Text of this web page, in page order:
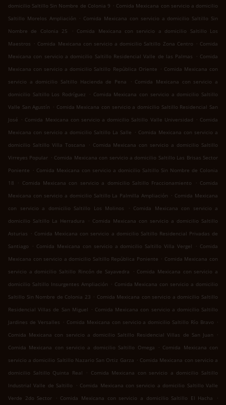
domicilio Saltillo Sin Nombre de Colonia 9 . Comida Mexicana con servicio a domicilio
Saltillo Morelos Ampliación . Comida Mexicana con servicio a domicilio Saltillo Sin
Nombre de Colonia 25
. Comida Mexicana con servicio a domicilio Saltillo Los
Maestros . Comida Mexicana con servicio a domicilio Saltillo Zona Centro . Comida
Mexicana con servicio a domicilio Saltillo Residencial Valle de las Palmas
. Comida
Mexicana con servicio a domicilio Saltillo República Oriente . Comida Mexicana con
servicio a domicilio Saltillo Hacienda de Pena
. Comida Mexicana con servicio a
domicilio Saltillo Los Rodríguez
. Comida Mexicana con servicio a domicilio Saltillo
Valle San Agustín . Comida Mexicana con servicio a domicilio Saltillo Residencial San
José . Comida Mexicana con servicio a domicilio Saltillo Valle Universidad . Comida
Mexicana con servicio a domicilio Saltillo La Salle . Comida Mexicana con servicio a
domicilio Saltillo Villa Toscana
. Comida Mexicana con servicio a domicilio Saltillo
Virreyes Popular . Comida Mexicana con servicio a domicilio Saltillo Las Brisas Sector
Poniente . Comida Mexicana con servicio a domicilio Saltillo Sin Nombre de Colonia
18
. Comida Mexicana con servicio a domicilio Saltillo Fraccionamiento . Comida
Mexicana con servicio a domicilio Saltillo La Palmilla Ampliación . Comida Mexicana
con servicio a domicilio Saltillo Los Molinos
. Comida Mexicana con servicio a
domicilio Saltillo La Herradura
. Comida Mexicana con servicio a domicilio Saltillo
Asturias . Comida Mexicana con servicio a domicilio Saltillo Residencial Privadas de
Santiago
. Comida Mexicana con servicio a domicilio Saltillo Villa Vergel . Comida
Mexicana con servicio a domicilio Saltillo República Poniente . Comida Mexicana con
servicio a domicilio Saltillo Rincón de Sayavedra
. Comida Mexicana con servicio a
domicilio Saltillo Insurgentes Ampliación . Comida Mexicana con servicio a domicilio
Saltillo Sin Nombre de Colonia 23 . Comida Mexicana con servicio a domicilio Saltillo
Residencial Villas de San Miguel . Comida Mexicana con servicio a domicilio Saltillo
Jardines de Versalles . Comida Mexicana con servicio a domicilio Saltillo Río Bravo .
Comida Mexicana con servicio a domicilio Saltillo Residencial Villas de San Juan
.
Comida Mexicana con servicio a domicilio Saltillo Omega
. Comida Mexicana con
servicio a domicilio Saltillo Nazario San Ortiz Garza . Comida Mexicana con servicio a
domicilio Saltillo Quinta Real
. Comida Mexicana con servicio a domicilio Saltillo
Industrial Valle de Saltillo
. Comida Mexicana con servicio a domicilio Saltillo Valle
Verde 2do Sector
. Comida Mexicana con servicio a domicilio Saltillo El Hacha
.